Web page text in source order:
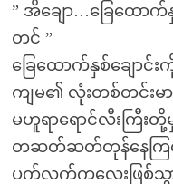
” အိချော…ခြေထောက်နှ
တင် ”
ခြေထောက်နှစ်ချောင်
ကျမ၏ လုံးတစ်တင်းမ
မဟူရာရောင်လီးကြီးတို့မှ
တဆတ်ဆတ်တုန်နေကြပ
ပက်လက်ကလေးဖြစ်သွ